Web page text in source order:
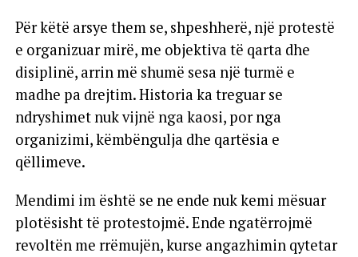
Për këtë arsye them se, shpeshherë, një protestë
e organizuar mirë, me objektiva të qarta dhe
disiplinë, arrin më shumë sesa një turmë e
madhe pa drejtim. Historia ka treguar se
ndryshimet nuk vijnë nga kaosi, por nga
organizimi, këmbëngulja dhe qartësia e
qëllimeve.
Mendimi im është se ne ende nuk kemi mësuar
plotësisht të protestojmë. Ende ngatërrojmë
revoltën me rrëmujën, kurse angazhimin qytetar